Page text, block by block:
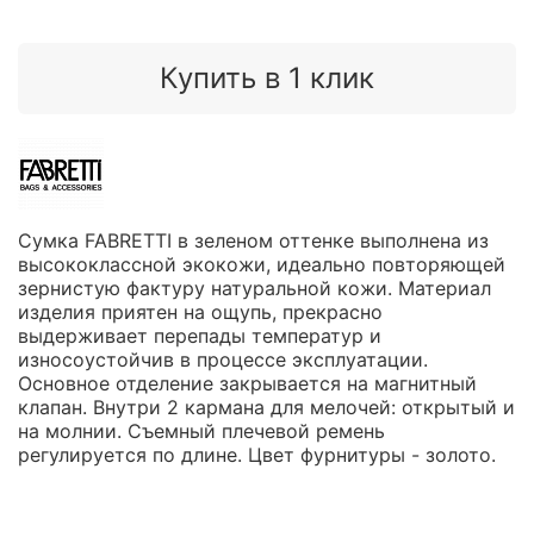
Купить в 1 клик
Сумка FABRETTI в зеленом оттенке выполнена из
высококлассной экокожи, идеально повторяющей
зернистую фактуру натуральной кожи. Материал
изделия приятен на ощупь, прекрасно
выдерживает перепады температур и
износоустойчив в процессе эксплуатации.
Основное отделение закрывается на магнитный
клапан. Внутри 2 кармана для мелочей: открытый и
на молнии. Съемный плечевой ремень
регулируется по длине. Цвет фурнитуры - золото.